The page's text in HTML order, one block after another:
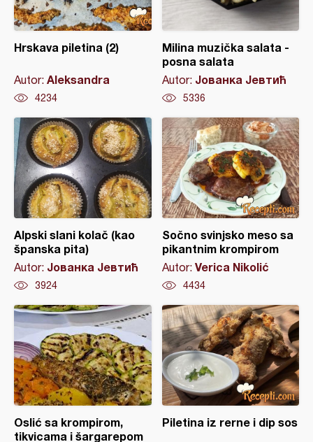
Hrskava piletina (2)
Autor: Aleksandra
4234
Milina muzička salata -
posna salata
Autor: Јованка Јевтић
5336
Alpski slani kolač (kao
španska pita)
Autor: Јованка Јевтић
3924
Sočno svinjsko meso sa
pikantnim krompirom
Autor: Verica Nikolić
4434
Oslić sa krompirom,
tikvicama i šargarepom
Piletina iz rerne i dip sos